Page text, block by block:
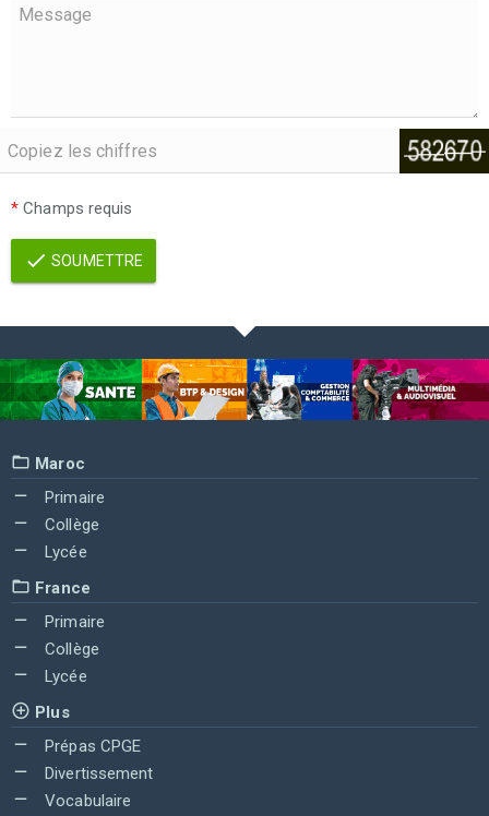
* Champs requis
SOUMETTRE
Maroc
Primaire
Collège
Lycée
France
Primaire
Collège
Lycée
Plus
Prépas CPGE
Divertissement
Vocabulaire